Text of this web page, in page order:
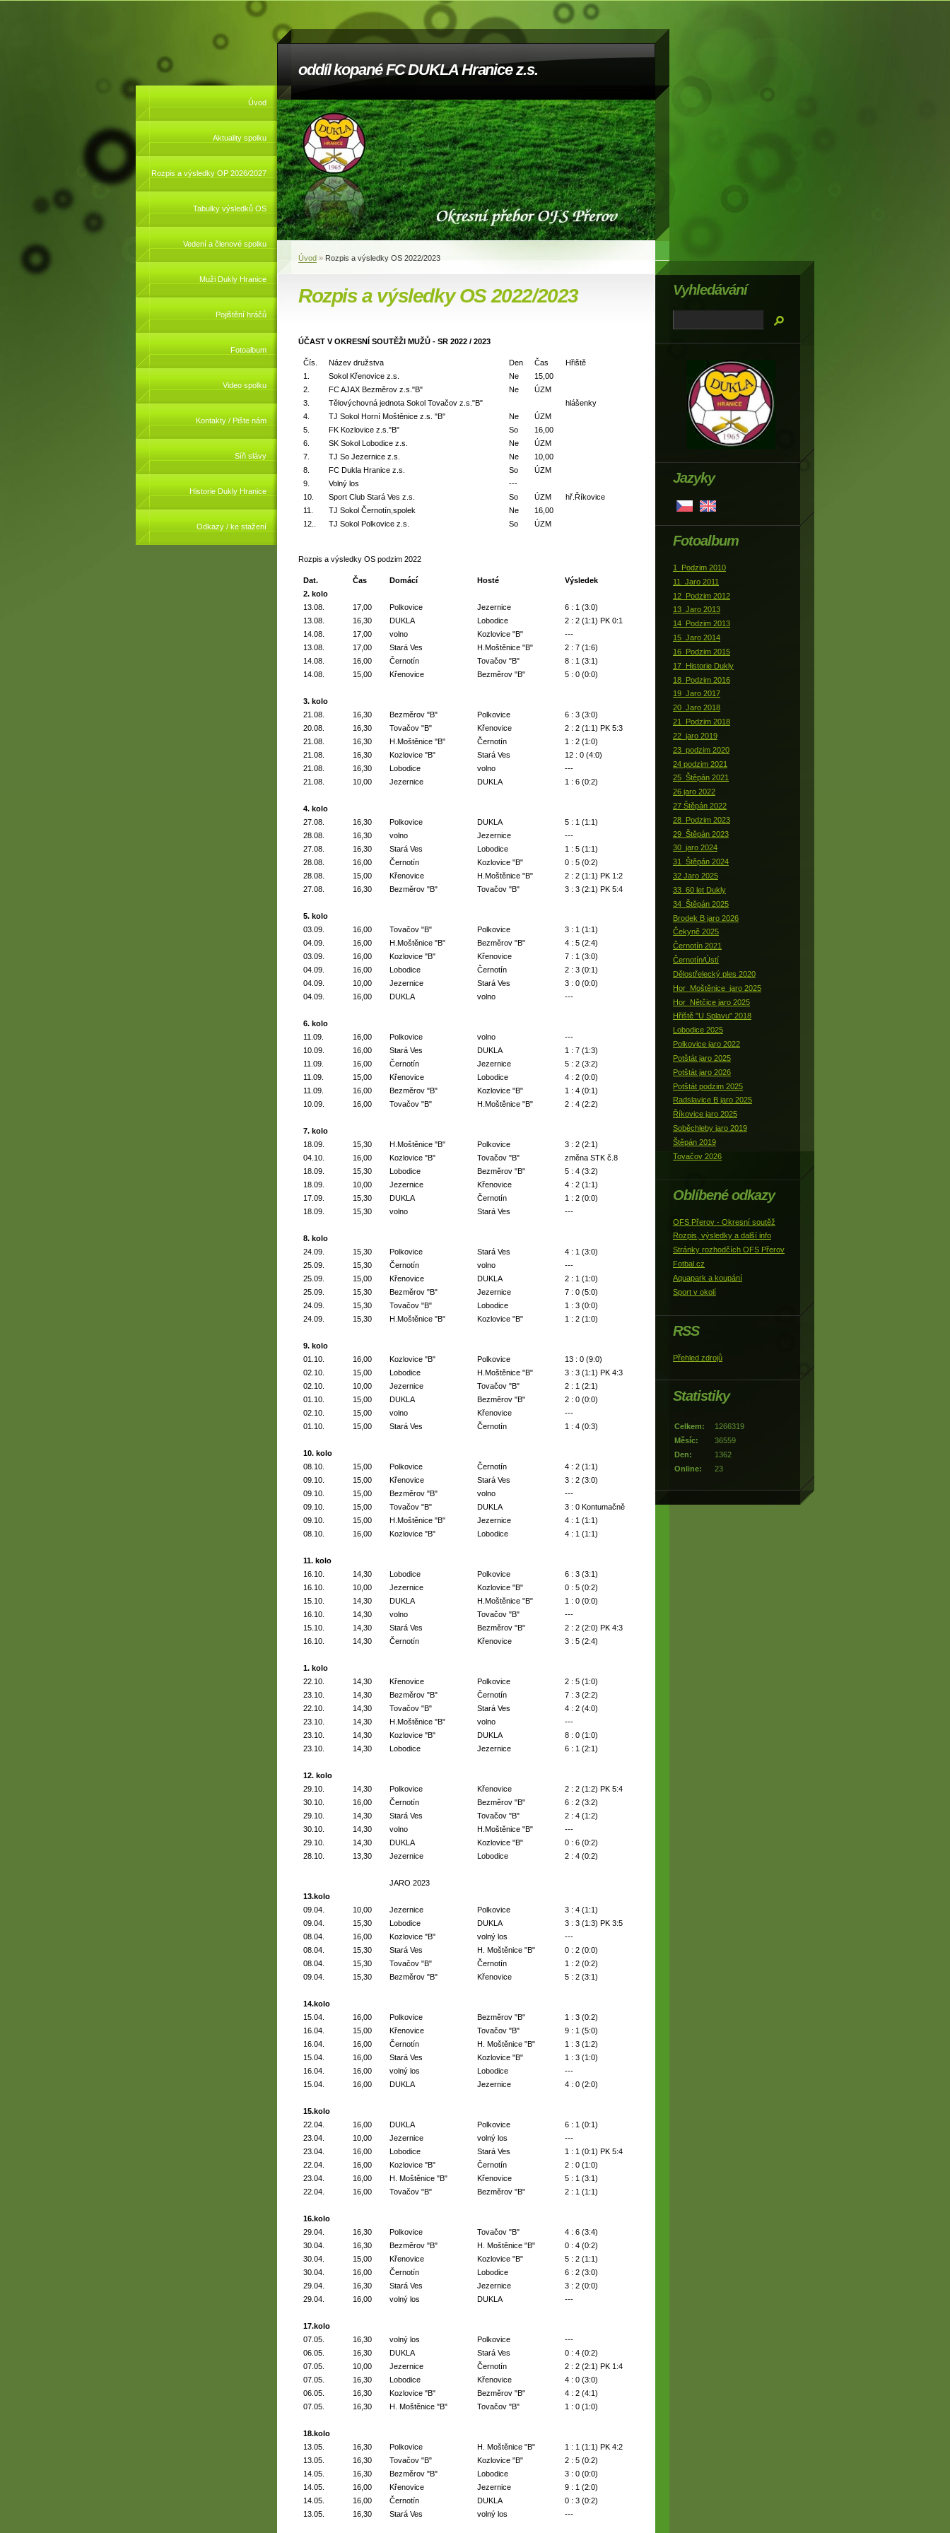
oddíl kopané FC DUKLA Hranice z.s.
Úvod
Aktuality spolku
Rozpis a výsledky OP 2026/2027
Tabulky výsledků OS
Vedení a členové spolku
Muži Dukly Hranice
Pojištění hráčů
Fotoalbum
Video spolku
Kontakty / Pište nám
Síň slávy
Historie Dukly Hranice
Odkazy / ke stažení
Úvod » Rozpis a výsledky OS 2022/2023
Rozpis a výsledky OS 2022/2023
ÚČAST V OKRESNÍ SOUTĚŽI MUŽŮ - SR 2022 / 2023
Čís. Název družstva Den Čas
Hřiště
1.
Sokol Křenovice z.s. Ne
15,00
2.
FC AJAX Bezměrov z.s."B" Ne
ÚZM
3.
Tělovýchovná jednota Sokol Tovačov z.s."B"
hlášenky
4.
TJ Sokol Horní Moštěnice z.s. "B" Ne
ÚZM
5.
FK Kozlovice z.s."B" So
16,00
6.
SK Sokol Lobodice z.s. Ne
ÚZM
7.
TJ So Jezernice z.s. Ne
10,00
8.
FC Dukla Hranice z.s. So
ÚZM
9.
Volný los
---
10.
Sport Club Stará Ves z.s. So ÚZM
hř.Říkovice
11.
TJ Sokol Černotín,spolek Ne
16,00
12..
TJ Sokol Polkovice z.s. So ÚZM
Rozpis a výsledky OS podzim 2022
Dat. Čas Domácí Hosté
Výsledek
2. kolo
13.08.
17,00 Polkovice Jezernice
6 : 1 (3:0)
13.08.
16,30 DUKLA Lobodice
2 : 2 (1:1) PK 0:1
14.08.
17,00 volno Kozlovice "B"
---
13.08.
17,00 Stará Ves H.Moštěnice "B"
2 : 7 (1:6)
14.08.
16,00 Černotín Tovačov "B"
8 : 1 (3:1)
14.08.
15,00 Křenovice Bezměrov "B" 5 : 0 (0:0)
3. kolo
21.08.
16,30 Bezměrov "B" Polkovice
6 : 3 (3:0)
20.08.
16,30 Tovačov "B" Křenovice
2 : 2 (1:1) PK 5:3
21.08.
16,30 H.Moštěnice "B" Černotín
1 : 2 (1:0)
21.08.
16,30 Kozlovice "B" Stará Ves
12 : 0 (4:0)
21.08.
16,30 Lobodice volno
---
21.08.
10,00 Jezernice DUKLA 1 : 6 (0:2)
4. kolo
27.08.
16,30 Polkovice DUKLA
5 : 1 (1:1)
28.08.
16,30 volno Jezernice
---
27.08.
16,30 Stará Ves Lobodice
1 : 5 (1:1)
28.08.
16,00 Černotín Kozlovice "B"
0 : 5 (0:2)
28.08.
15,00 Křenovice H.Moštěnice "B"
2 : 2 (1:1) PK 1:2
27.08.
16,30 Bezměrov "B" Tovačov "B" 3 : 3 (2:1) PK 5:4
5. kolo
03.09.
16,00 Tovačov "B" Polkovice
3 : 1 (1:1)
04.09.
16,00 H.Moštěnice "B" Bezměrov "B"
4 : 5 (2:4)
03.09.
16,00 Kozlovice "B" Křenovice
7 : 1 (3:0)
04.09.
16,00 Lobodice Černotín
2 : 3 (0:1)
04.09.
10,00 Jezernice Stará Ves
3 : 0 (0:0)
04.09.
16,00 DUKLA volno ---
6. kolo
11.09.
16,00 Polkovice volno
---
10.09.
16,00 Stará Ves DUKLA
1 : 7 (1:3)
11.09.
16,00 Černotín Jezernice
5 : 2 (3:2)
11.09.
15,00 Křenovice Lobodice
4 : 2 (0:0)
11.09.
16,00 Bezměrov "B" Kozlovice "B"
1 : 4 (0:1)
10.09.
16,00 Tovačov "B" H.Moštěnice "B" 2 : 4 (2:2)
7. kolo
18.09.
15,30 H.Moštěnice "B" Polkovice
3 : 2 (2:1)
04.10.
16,00 Kozlovice "B" Tovačov "B"
změna STK č.8
18.09.
15,30 Lobodice Bezměrov "B"
5 : 4 (3:2)
18.09.
10,00 Jezernice Křenovice
4 : 2 (1:1)
17.09.
15,30 DUKLA Černotín
1 : 2 (0:0)
18.09.
15,30 volno Stará Ves ---
8. kolo
24.09.
15,30 Polkovice Stará Ves
4 : 1 (3:0)
25.09.
15,30 Černotín volno
---
25.09.
15,00 Křenovice DUKLA
2 : 1 (1:0)
25.09.
15,30 Bezměrov "B" Jezernice
7 : 0 (5:0)
24.09.
15,30 Tovačov "B" Lobodice
1 : 3 (0:0)
24.09.
15,30 H.Moštěnice "B" Kozlovice "B" 1 : 2 (1:0)
9. kolo
01.10.
16,00 Kozlovice "B" Polkovice
13 : 0 (9:0)
02.10.
15,00 Lobodice H.Moštěnice "B"
3 : 3 (1:1) PK 4:3
02.10.
10,00 Jezernice Tovačov "B"
2 : 1 (2:1)
01.10.
15,00 DUKLA Bezměrov "B"
2 : 0 (0:0)
02.10.
15,00 volno Křenovice
---
01.10.
15,00 Stará Ves Černotín 1 : 4 (0:3)
10. kolo
08.10.
15,00 Polkovice Černotín
4 : 2 (1:1)
09.10.
15,00 Křenovice Stará Ves
3 : 2 (3:0)
09.10.
15,00 Bezměrov "B" volno
---
09.10.
15,00 Tovačov "B" DUKLA
3 : 0 Kontumačně
09.10.
15,00 H.Moštěnice "B" Jezernice
4 : 1 (1:1)
08.10.
16,00 Kozlovice "B" Lobodice 4 : 1 (1:1)
11. kolo
16.10.
14,30 Lobodice Polkovice
6 : 3 (3:1)
16.10.
10,00 Jezernice Kozlovice "B"
0 : 5 (0:2)
15.10.
14,30 DUKLA H.Moštěnice "B"
1 : 0 (0:0)
16.10.
14,30 volno Tovačov "B"
---
15.10.
14,30 Stará Ves Bezměrov "B"
2 : 2 (2:0) PK 4:3
16.10.
14,30 Černotín Křenovice 3 : 5 (2:4)
1. kolo
22.10.
14,30 Křenovice Polkovice
2 : 5 (1:0)
23.10.
14,30 Bezměrov "B" Černotín
7 : 3 (2:2)
22.10.
14,30 Tovačov "B" Stará Ves
4 : 2 (4:0)
23.10.
14,30 H.Moštěnice "B" volno
---
23.10.
14,30 Kozlovice "B" DUKLA
8 : 0 (1:0)
23.10.
14,30 Lobodice Jezernice 6 : 1 (2:1)
12. kolo
29.10.
14,30 Polkovice Křenovice
2 : 2 (1:2) PK 5:4
30.10.
16,00 Černotín Bezměrov "B"
6 : 2 (3:2)
29.10.
14,30 Stará Ves Tovačov "B"
2 : 4 (1:2)
30.10.
14,30 volno H.Moštěnice "B"
---
29.10.
14,30 DUKLA Kozlovice "B"
0 : 6 (0:2)
28.10.
13,30 Jezernice Lobodice 2 : 4 (0:2)
JARO 2023
13.kolo
09.04.
10,00 Jezernice Polkovice
3 : 4 (1:1)
09.04.
15,30 Lobodice DUKLA
3 : 3 (1:3) PK 3:5
08.04.
16,00 Kozlovice "B" volný los
---
08.04.
15,30 Stará Ves H. Moštěnice "B"
0 : 2 (0:0)
08.04.
15,30 Tovačov "B" Černotín
1 : 2 (0:2)
09.04.
15,30 Bezměrov "B" Křenovice 5 : 2 (3:1)
14.kolo
15.04.
16,00 Polkovice Bezměrov "B"
1 : 3 (0:2)
16.04.
15,00 Křenovice Tovačov "B"
9 : 1 (5:0)
16.04.
16,00 Černotín H. Moštěnice "B"
1 : 3 (1:2)
15.04.
16,00 Stará Ves Kozlovice "B"
1 : 3 (1:0)
16.04.
16,00 volný los Lobodice
---
15.04.
16,00 DUKLA Jezernice 4 : 0 (2:0)
15.kolo
22.04.
16,00 DUKLA Polkovice
6 : 1 (0:1)
23.04.
10,00 Jezernice volný los
---
23.04.
16,00 Lobodice Stará Ves
1 : 1 (0:1) PK 5:4
22.04.
16,00 Kozlovice "B" Černotín
2 : 0 (1:0)
23.04.
16,00 H. Moštěnice "B" Křenovice
5 : 1 (3:1)
22.04.
16,00 Tovačov "B" Bezměrov "B" 2 : 1 (1:1)
16.kolo
29.04.
16,30 Polkovice Tovačov "B"
4 : 6 (3:4)
30.04.
16,30 Bezměrov "B" H. Moštěnice "B"
0 : 4 (0:2)
30.04.
15,00 Křenovice Kozlovice "B"
5 : 2 (1:1)
30.04.
16,00 Černotín Lobodice
6 : 2 (3:0)
29.04.
16,30 Stará Ves Jezernice
3 : 2 (0:0)
29.04.
16,00 volný los DUKLA ---
17.kolo
07.05.
16,30 volný los Polkovice
---
06.05.
16,30 DUKLA Stará Ves
0 : 4 (0:2)
07.05.
10,00 Jezernice Černotín
2 : 2 (2:1) PK 1:4
07.05.
16,30 Lobodice Křenovice
4 : 0 (3:0)
06.05.
16,30 Kozlovice "B" Bezměrov "B"
4 : 2 (4:1)
07.05.
16,30 H. Moštěnice "B" Tovačov "B" 1 : 0 (1:0)
18.kolo
13.05.
16,30 Polkovice H. Moštěnice "B"
1 : 1 (1:1) PK 4:2
13.05.
16,30 Tovačov "B" Kozlovice "B"
2 : 5 (0:2)
14.05.
16,30 Bezměrov "B" Lobodice
3 : 0 (0:0)
14.05.
16,00 Křenovice Jezernice
9 : 1 (2:0)
14.05.
16,00 Černotín DUKLA
0 : 3 (0:2)
13.05.
16,30 Stará Ves volný los ---
Jazyky
Fotoalbum
1_Podzim 2010
11_Jaro 2011
12_Podzim 2012
13_Jaro 2013
14_Podzim 2013
15_Jaro 2014
16_Podzim 2015
17_Historie Dukly
18_Podzim 2016
19_Jaro 2017
20_Jaro 2018
21_Podzim 2018
22_jaro 2019
23_podzim 2020
24 podzim 2021
25_Štěpán 2021
26 jaro 2022
27 Štěpán 2022
28_Podzim 2023
29_Štěpán 2023
30_jaro 2024
31_Štěpán 2024
32 Jaro 2025
33_60 let Dukly
34_Štěpán 2025
Brodek B jaro 2026
Čekyně 2025
Černotín 2021
Černotín/Ústí
Dělostřelecký ples 2020
Hor_Moštěnice_jaro 2025
Hor_Nětčice jaro 2025
Hřiště "U Splavu" 2018
Lobodice 2025
Polkovice jaro 2022
Potštát jaro 2025
Potštát jaro 2026
Potštát podzim 2025
Radslavice B jaro 2025
Říkovice jaro 2025
Soběchleby jaro 2019
Štěpán 2019
Tovačov 2026
Oblíbené odkazy
OFS Přerov - Okresní soutěž
Rozpis, výsledky a další info
Stránky rozhodčích OFS Přerov
Fotbal.cz
Aquapark a koupání
Sport v okolí
Vyhledávání
RSS
Přehled zdrojů
Statistiky
Online: 23
Celkem:
1266319
Měsíc:
36559
Den:
1362